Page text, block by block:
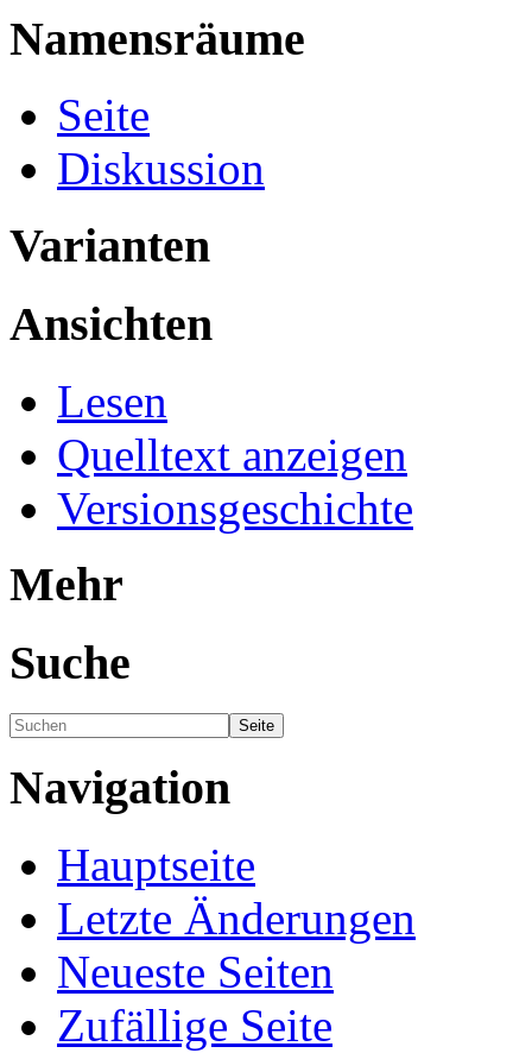
Namensräume
Seite
Diskussion
Varianten
Ansichten
Lesen
Quelltext anzeigen
Versionsgeschichte
Mehr
Suche
Navigation
Hauptseite
Letzte Änderungen
Neueste Seiten
Zufällige Seite